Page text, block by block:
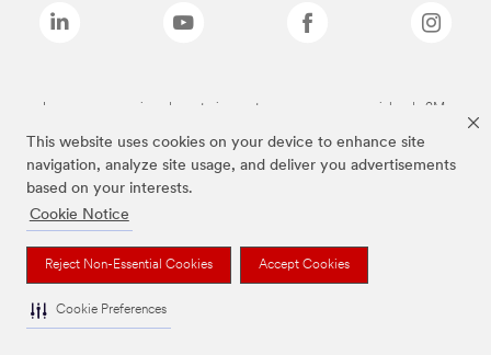
This website uses cookies on your device to enhance site
navigation, analyze site usage, and deliver you advertisements
based on your interests.
Cookie Notice
Reject Non-Essential Cookies Accept Cookies
Cookie Preferences
Las marcas mencionadas anteriormente son marcas comerciales de 3M.